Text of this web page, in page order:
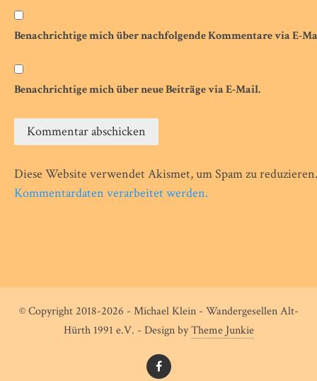
Benachrichtige mich über nachfolgende Kommentare via E-
Benachrichtige mich über neue Beiträge via E-Mail.
Diese Website verwendet Akismet, um Spam zu
Kommentardaten verarbeitet werden.
© Copyright 2018-2026 - Michael Klein - Wandergesellen Alt-
Hürth 1991 e.V. - Design byTheme Junkie